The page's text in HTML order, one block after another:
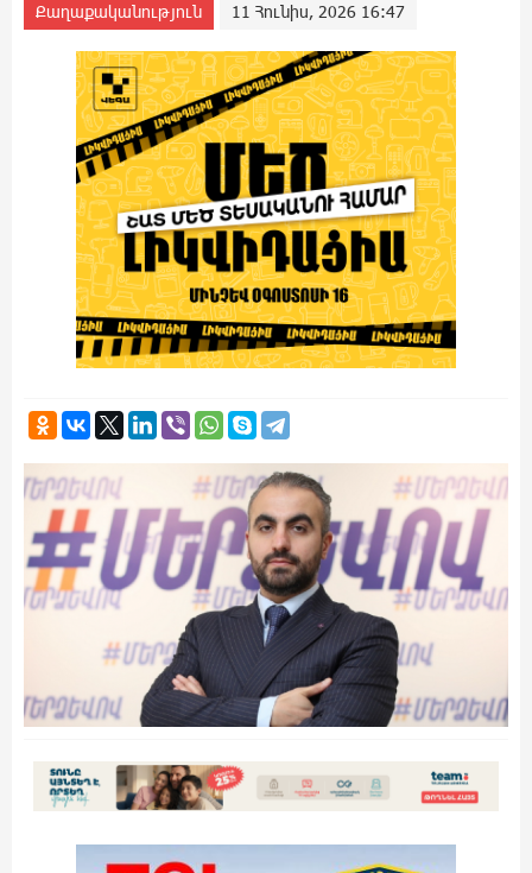
Քաղաքականություն 11 Հունիս, 2026 16:47